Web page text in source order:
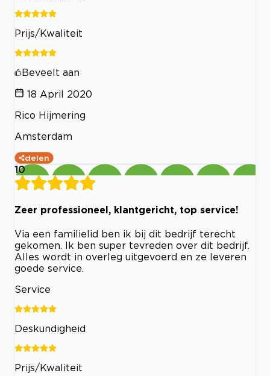
Prijs/Kwaliteit
Beveelt aan
18 April 2020
Rico Hijmering
Amsterdam
delen
10
Zeer professioneel, klantgericht, top service!
Via een familielid ben ik bij dit bedrijf terecht
gekomen. Ik ben super tevreden over dit bedrijf.
Alles wordt in overleg uitgevoerd en ze leveren
goede service.
Service
Deskundigheid
Prijs/Kwaliteit